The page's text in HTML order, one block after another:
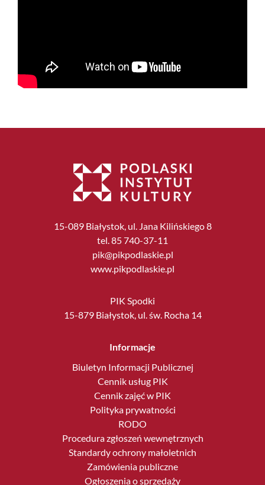
15-089 Białystok, ul. Jana Kilińskiego 8
tel. 85 740-37-11
pik@pikpodlaskie.pl
www.pikpodlaskie.pl
PIK Spodki
15-879 Białystok, ul. św. Rocha 14
Informacje
Biuletyn Informacji Publicznej
Cennik usług PIK
Cennik zajęć w PIK
Polityka prywatności
RODO
Procedura zgłoszeń wewnętrznych
Standardy ochrony małoletnich
Zamówienia publiczne
Ogłoszenia o sprzedaży